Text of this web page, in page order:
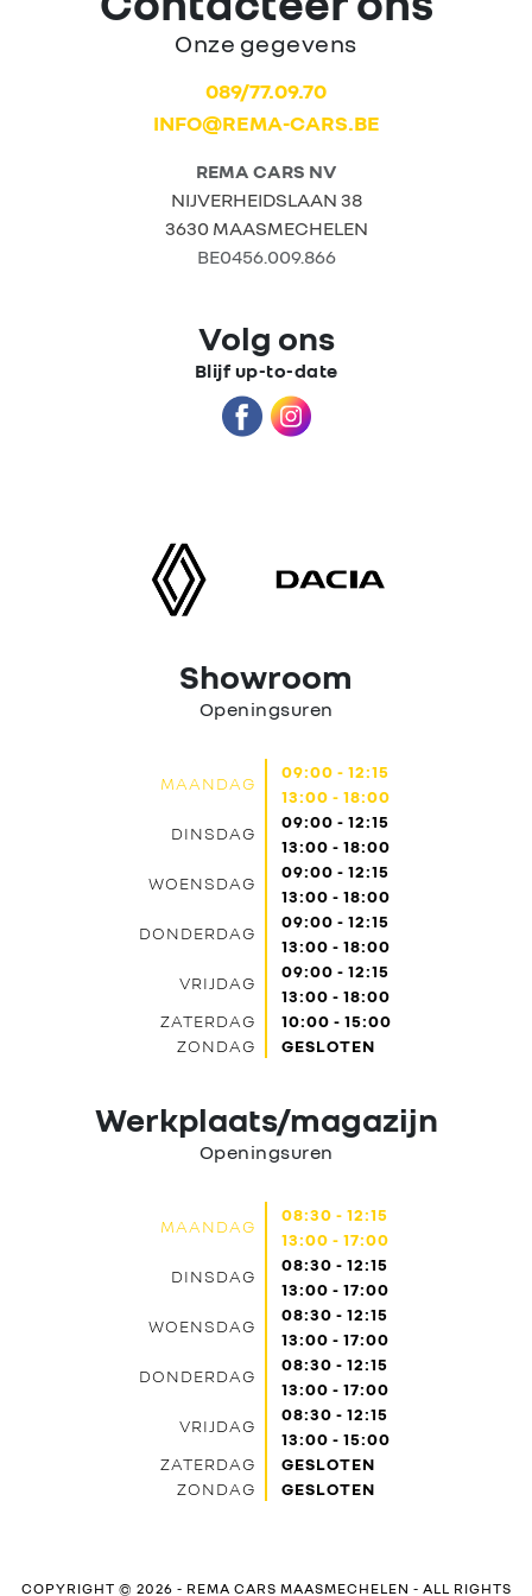
Home
Tweedehands
wagens
Stock wagens
Carrosserie
Wie zijn we?
Onze gegevens
089/77.09.70
INFO@REMA-CARS.BE
REMA CARS NV
NIJVERHEIDSLAAN 38
3630 MAASMECHELEN
BE0456.009.866
Volg ons
Blijf up-to-date
Showroom
Openingsuren
MAANDAG
09:00 - 12:15
13:00 - 18:00
DINSDAG
09:00 - 12:15
13:00 - 18:00
WOENSDAG
09:00 - 12:15
13:00 - 18:00
DONDERDAG
09:00 - 12:15
13:00 - 18:00
VRIJDAG
09:00 - 12:15
13:00 - 18:00
ZATERDAG
10:00 - 15:00
ZONDAG
GESLOTEN
Werkplaats/magazijn
Openingsuren
MAANDAG
08:30 - 12:15
13:00 - 17:00
DINSDAG
08:30 - 12:15
13:00 - 17:00
WOENSDAG
08:30 - 12:15
13:00 - 17:00
DONDERDAG
08:30 - 12:15
13:00 - 17:00
VRIJDAG
08:30 - 12:15
13:00 - 15:00
ZATERDAG
GESLOTEN
ZONDAG
GESLOTEN
COPYRIGHT © 2026 - REMA CARS MAASMECHELEN - ALL RIGHTS